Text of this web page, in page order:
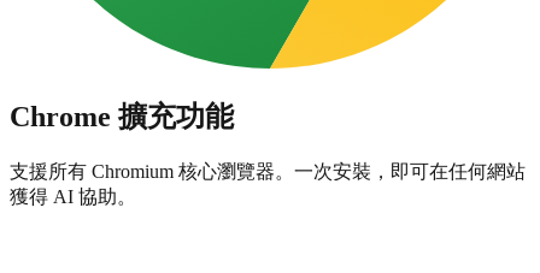
Chrome 擴充功能
支援所有 Chromium 核心瀏覽器。一次安裝，即可在任何網站
獲得 AI 協助。